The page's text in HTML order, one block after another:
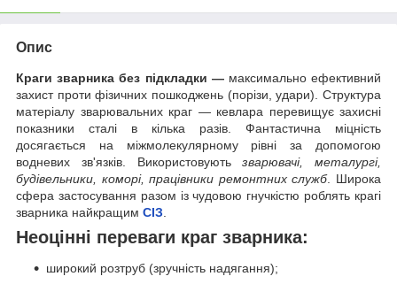
Опис
Краги зварника без підкладки — максимально ефективний
захист проти фізичних пошкоджень (порізи, удари). Структура
матеріалу зварювальних краг — кевлара перевищує захисні
показники сталі в кілька разів. Фантастична міцність
досягається на міжмолекулярному рівні за допомогою
водневих зв'язків. Використовуютьзварювачі, металургі,
будівельники, коморі, працівники ремонтних служб. Широка
сфера застосування разом із чудовою гнучкістю роблять крагі
зварника найкращим СІЗ
Неоцінні переваги краг зварника:
широкий розтруб (зручність надягання);